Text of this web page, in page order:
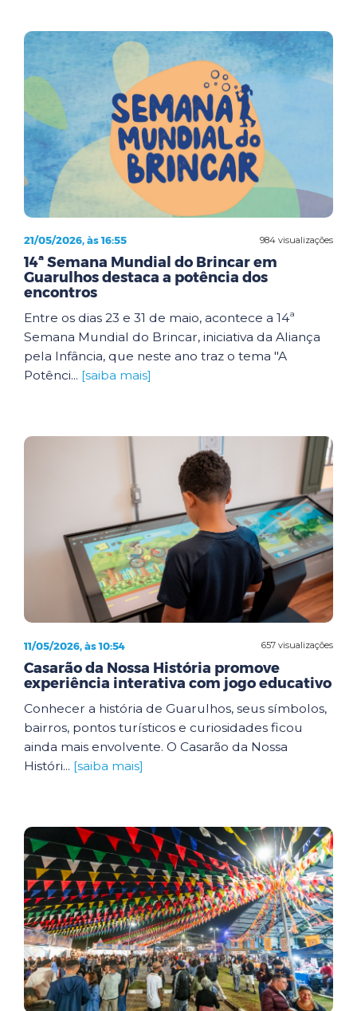
984 visualizações
21/05/2026, às 16:55
14ª Semana Mundial do Brincar em
Guarulhos destaca a potência dos
encontros
Entre os dias 23 e 31 de maio, acontece a 14ª
Semana Mundial do Brincar, iniciativa da Aliança
pela Infância, que neste ano traz o tema "A
Potênci... [saiba mais]
657 visualizações
11/05/2026, às 10:54
Casarão da Nossa História promove
experiência interativa com jogo educativo
Conhecer a história de Guarulhos, seus símbolos,
bairros, pontos turísticos e curiosidades ficou
ainda mais envolvente. O Casarão da Nossa
Históri... [saiba mais]